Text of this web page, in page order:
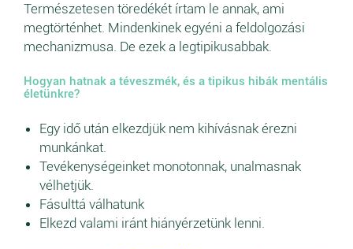
Természetesen töredékét írtam le annak, ami
megtörténhet. Mindenkinek egyéni a feldolgozási
mechanizmusa. De ezek a legtipikusabbak.
Hogyan hatnak a téveszmék, és a tipikus hibák mentális
életünkre?
Egy idő után elkezdjük nem kihívásnak érezni
munkánkat.
Tevékenységeinket monotonnak, unalmasnak
vélhetjük.
Fásulttá válhatunk
Elkezd valami iránt hiányérzetünk lenni.